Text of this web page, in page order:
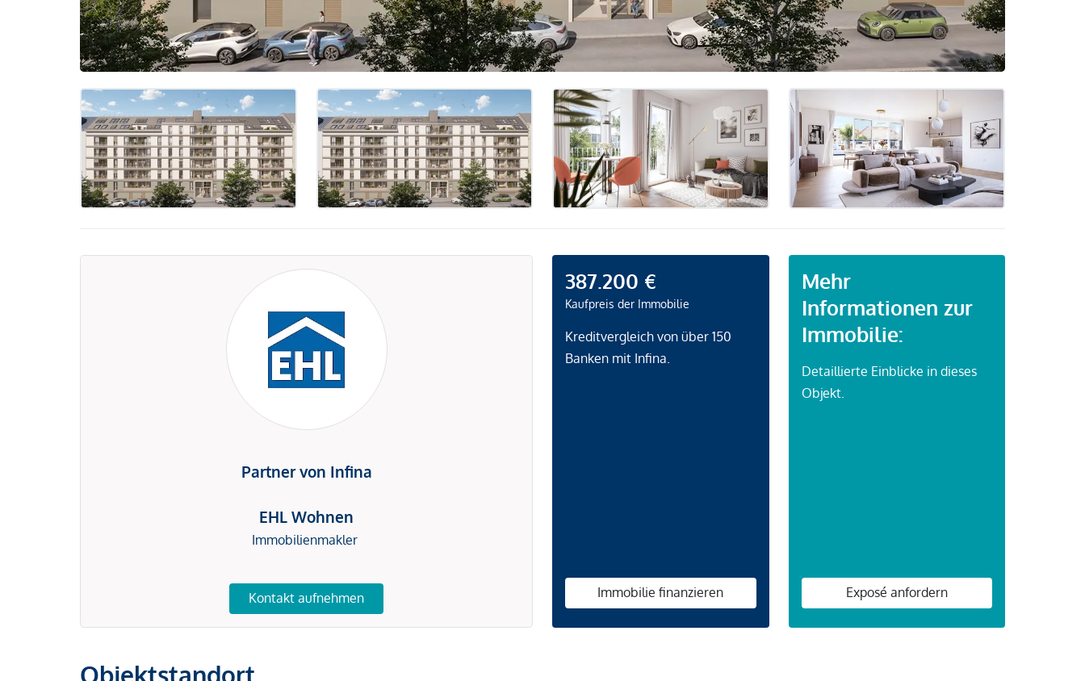
Partner von Infina
EHL Wohnen
Immobilienmakler
Kontakt aufnehmen
387.200 €
Kaufpreis der Immobilie
Kreditvergleich von über 150
Banken mit Infina.
Immobilie finanzieren
Mehr
Informationen zur
Immobilie:
Detaillierte Einblicke in dieses
Objekt.
Exposé anfordern
Objektstandort